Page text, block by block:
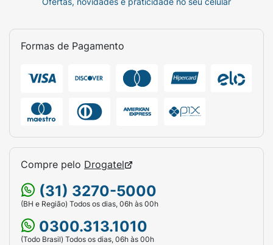
Formas de Pagamento
Compre pelo Drogatel
(31) 3270-5000
(BH e Região) Todos os dias, 06h às 00h
0300.313.1010
(Todo Brasil) Todos os dias, 06h às 00h